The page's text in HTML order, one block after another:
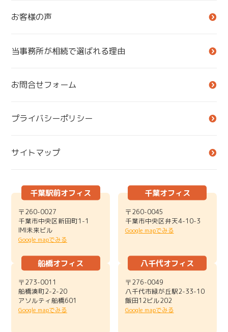
お客様の声
当事務所が相続で選ばれる理由
お問合せフォーム
プライバシーポリシー
サイトマップ
千葉駅前オフィス
〒260-0027
千葉市中央区新田町1-1
IMI未来ビル
Google mapでみる
千葉オフィス
〒260-0045
千葉市中央区弁天4-10-3
Google mapでみる
船橋オフィス
〒273-0011
船橋湊町2-2-20
アソルティ船橋601
Google mapでみる
八千代オフィス
〒276-0049
八千代市緑が丘駅2-33-10
飯田12ビル202
Google mapでみる